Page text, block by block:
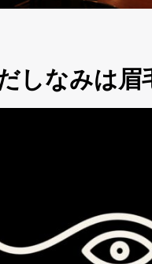
しなみは眉